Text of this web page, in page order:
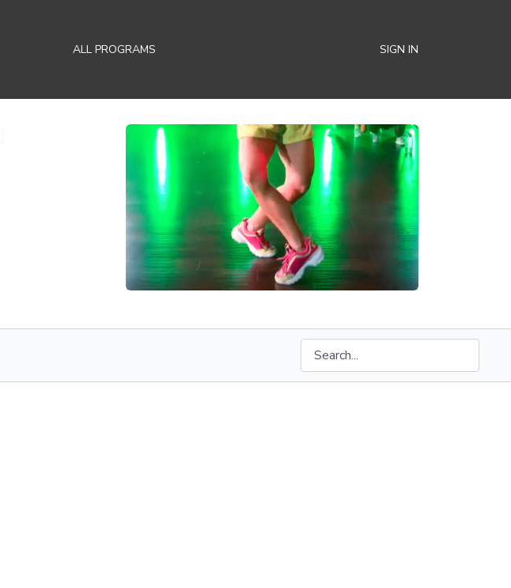
ALL PROGRAMS SIGN IN